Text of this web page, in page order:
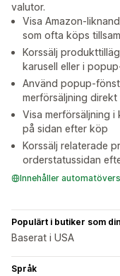
valutor.
Visa Amazon-
som ofta köps
Korssälj
karusell eller i
Använd popup-
merförsäljning
Visa merförsäljning
på sidan efter köp
Korssälj relaterade
orderstatussidan
Innehåller
Populärt i butiker som din
Baserat i USA
Språk